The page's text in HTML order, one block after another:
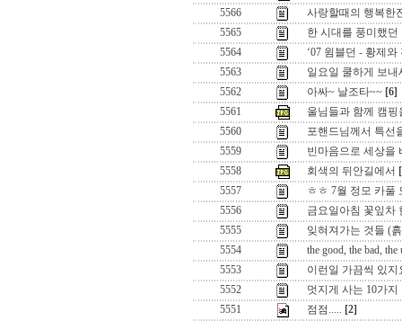
5566
사랑할때의 행복한
5565
한 시대를 풍미했던
5564
‘07 윔블던 - 황제와
5563
일요일 쿨하게 보내
5562
아싸~ 날조타~~ [6]
5561
울님들과 함께 캠
5560
포핸드님께서 특선
5559
빈마음으로 세상을
5558
회색의 뒤안길에서
5557
ㅎㅎ 7월 정모 카풀
5556
금요일아침 꽃잎차
5555
잊혀져가는 것들 (
5554
the good, the bad, the
5553
이런일 가끔씩 있지
5552
멋지게 사는 10가지
5551
점점..... [2]